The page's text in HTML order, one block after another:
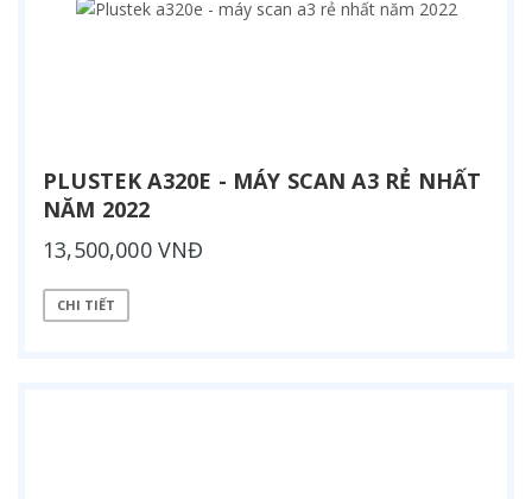
PLUSTEK A320E - MÁY SCAN A3 RẺ NHẤT
NĂM 2022
13,500,000 VNĐ
CHI TIẾT